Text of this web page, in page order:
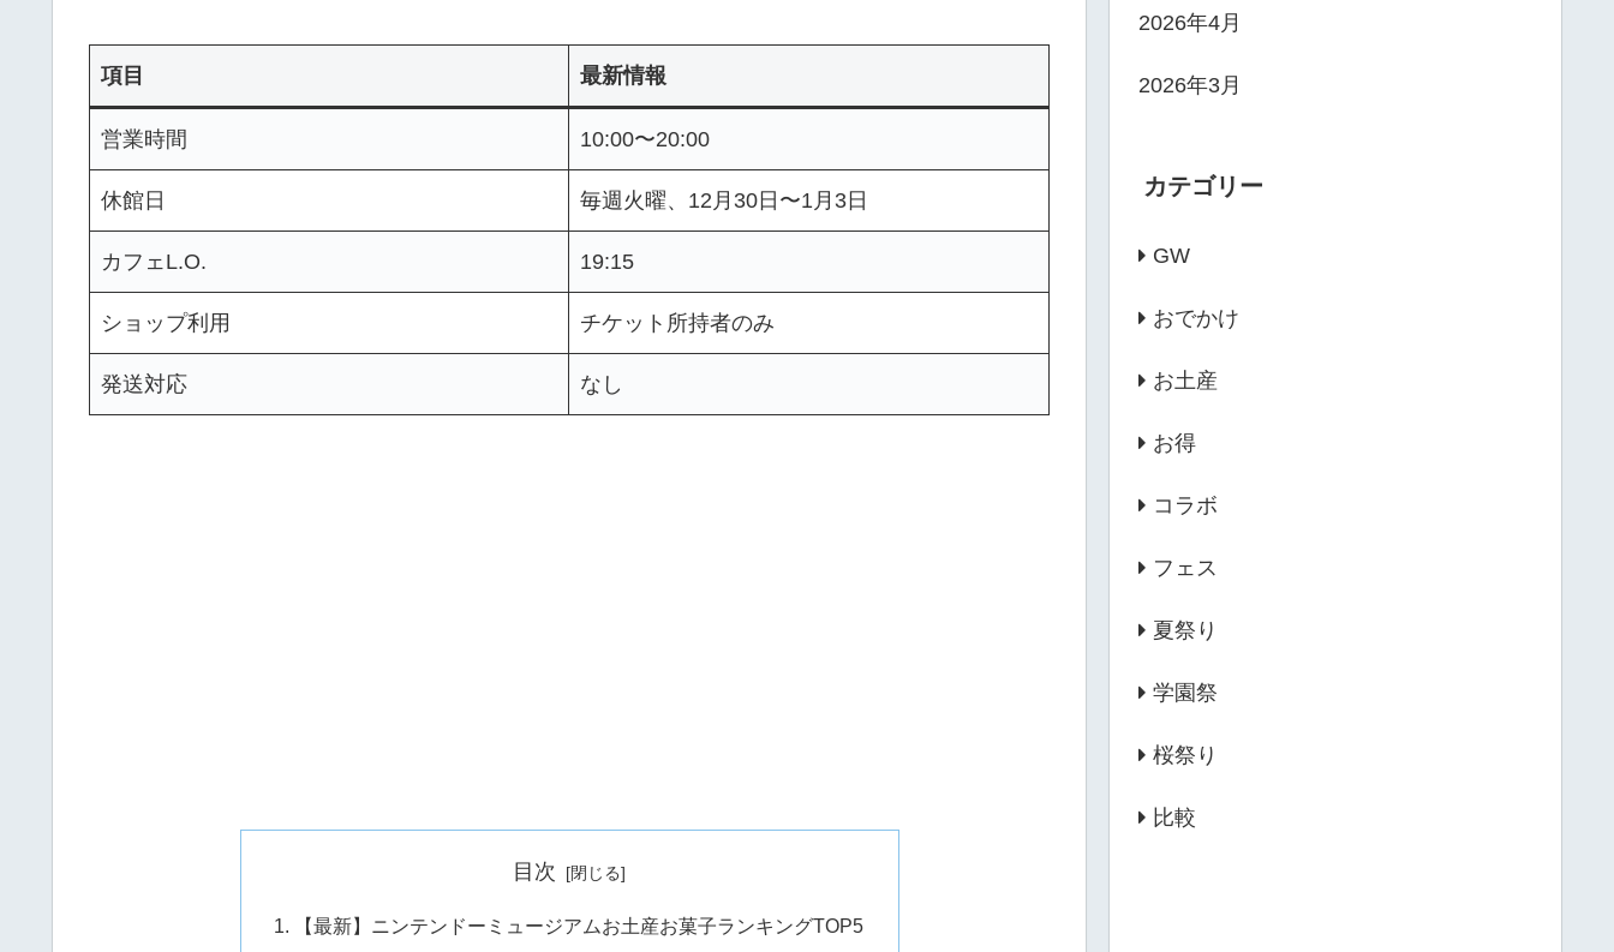
項目 最新情報
営業時間 10:00〜20:00
休館日 毎週火曜、12月30日〜1月3日
カフェL.O. 19:15
ショップ利用 チケット所持者のみ
発送対応 なし
目次
【最新】ニンテンドーミュージアムお土産お菓子ランキングTOP5
2026年4月
2026年3月
カテゴリー
GW
おでかけ
お土産
お得
コラボ
フェス
夏祭り
学園祭
桜祭り
比較